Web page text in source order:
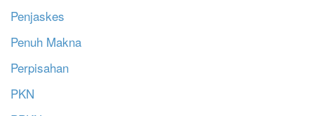
Penjaskes
Penuh Makna
Perpisahan
PKN